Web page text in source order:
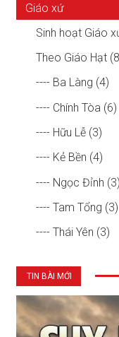
Giáo xứ
Sinh hoạt Giáo
Theo Giáo Hạt
---- Ba Làng (4)
---- Chính Tòa (6)
---- Hữu Lễ (3)
---- Kẻ Bền (4)
---- Ngọc Đỉnh (3)
---- Tam Tổng (3)
---- Thái Yên (3)
TIN BÀI MỚI